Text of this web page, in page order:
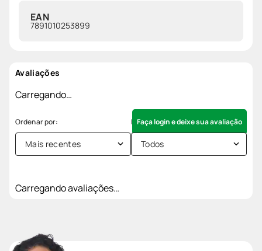
EAN
7891010253899
Avaliações
Carregando…
Faça login e deixe sua avaliação
Mais recentes Todos
Carregando avaliações…